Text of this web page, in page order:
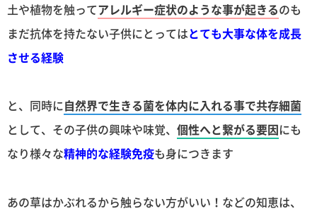
土や植物を触ってアレルギー症状のような事が起きるのも
まだ抗体を持たない子供にとってはとても大事な体を成長
させる経験
と、同時に自然界で生きる菌を体内に入れる事で共存細菌
として、その子供の興味や味覚、 個性へと繋がる要因にも
なり様々な精神的な経験免疫も身につきます
あの草はかぶれるから触らない方がいい！などの知恵は、